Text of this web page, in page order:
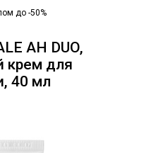
до -50%
AH DUO,
крем для
40 мл